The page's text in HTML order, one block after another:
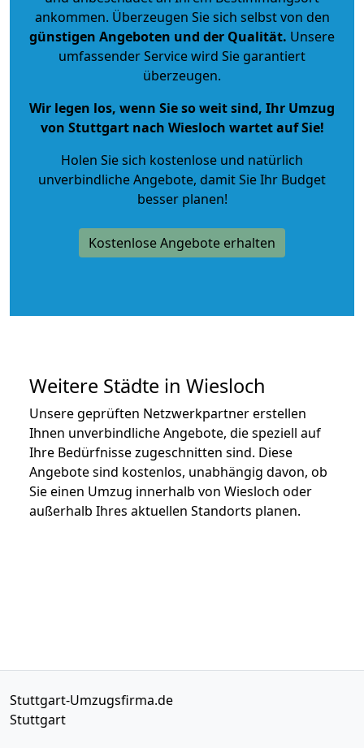
ankommen. Überzeugen Sie sich selbst von den
günstigen Angeboten und der Qualität. Unsere
umfassender Service wird Sie garantiert
überzeugen.
Wir legen los, wenn Sie so weit sind, Ihr Umzug
von Stuttgart nach Wiesloch wartet auf Sie!
Holen Sie sich kostenlose und natürlich
unverbindliche Angebote, damit Sie Ihr Budget
besser planen!
Kostenlose Angebote erhalten
Weitere Städte in Wiesloch
Unsere geprüften Netzwerkpartner erstellen
Ihnen unverbindliche Angebote, die speziell auf
Ihre Bedürfnisse zugeschnitten sind. Diese
Angebote sind kostenlos, unabhängig davon, ob
Sie einen Umzug innerhalb von Wiesloch oder
außerhalb Ihres aktuellen Standorts planen.
Stuttgart-Umzugsfirma.de
Stuttgart